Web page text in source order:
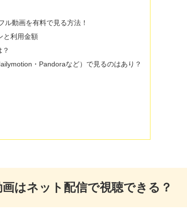
ル動画を有料で見る方法！
と利用金額
？
・Pandoraなど）で見るのはあり？
はネット配信で視聴できる？